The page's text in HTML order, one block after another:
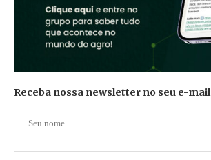
Receba nossa newsletter no seu e-mail